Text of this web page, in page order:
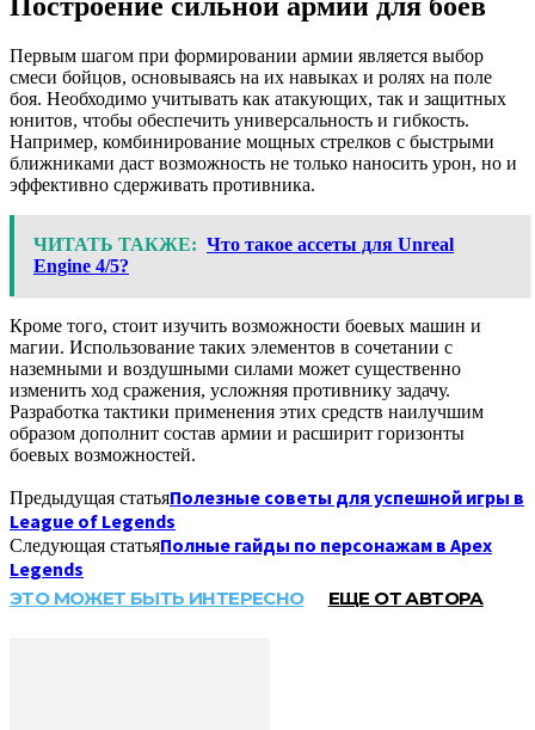
Первым шагом при формировании армии является выбор
смеси бойцов, основываясь на их навыках и ролях на поле
боя. Необходимо учитывать как атакующих, так и защитных
юнитов, чтобы обеспечить универсальность и гибкость.
Например, комбинирование мощных стрелков с быстрыми
ближниками даст возможность не только наносить урон, но и
эффективно сдерживать противника.
ЧИТАТЬ ТАКЖЕ: Что такое ассеты для Unreal
Engine 4/5?
Кроме того, стоит изучить возможности боевых машин и
магии. Использование таких элементов в сочетании с
наземными и воздушными силами может существенно
изменить ход сражения, усложняя противнику задачу.
Разработка тактики применения этих средств наилучшим
образом дополнит состав армии и расширит горизонты
боевых возможностей.
Предыдущая статьяПолезные советы для успешной игры в
League of Legends
Следующая статьяПолные гайды по персонажам в Apex
Legends
ЭТО МОЖЕТ БЫТЬ ИНТЕРЕСНО ЕЩЕ ОТ АВТОРА